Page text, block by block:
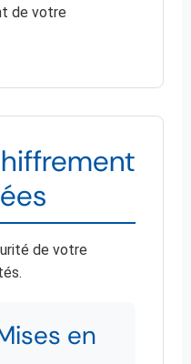
de votre
de votre
en